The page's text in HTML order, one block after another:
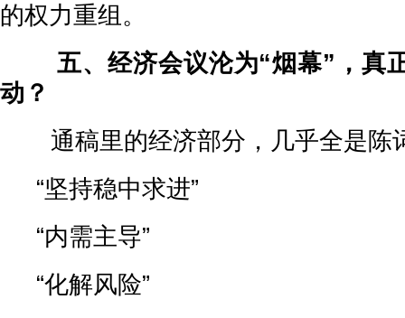
的权力重组。
五、经济会议沦为“烟幕”，真
动？
通稿里的经济部分，几乎全是陈
“坚持稳中求进”
“内需主导”
“化解风险”